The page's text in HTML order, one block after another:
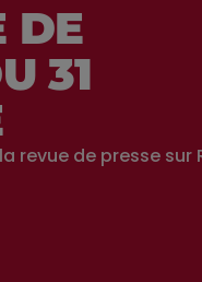
DE
31
revue de presse sur